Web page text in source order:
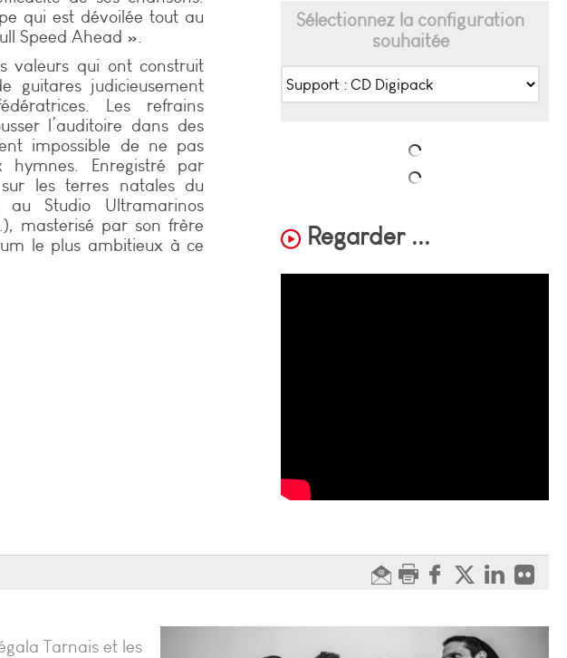
qui est dévoilée tout au
Speed Ahead ».
valeurs qui ont construit
guitares judicieusement
Les refrains
l’auditoire dans des
impossible de ne pas
hymnes. Enregistré par
les terres natales du
Studio Ultramarinos
masterisé par son frère
le plus ambitieux à ce
Sélectionnez la configuration
souhaitée
Regarder ...
Tarnais et les